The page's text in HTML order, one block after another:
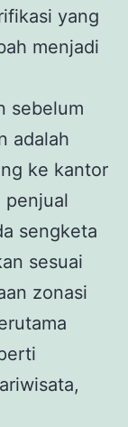
yang
menjadi
sebelum
adalah
ke kantor
penjual
sengketa
sesuai
zonasi